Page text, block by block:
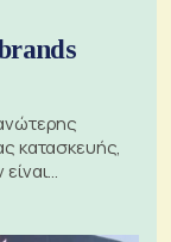
κατασκευής,